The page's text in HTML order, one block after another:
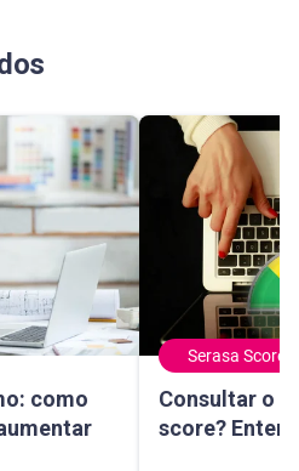
como
comprovar renda e
Serasa Score
Consultar o
score?
Consultar o